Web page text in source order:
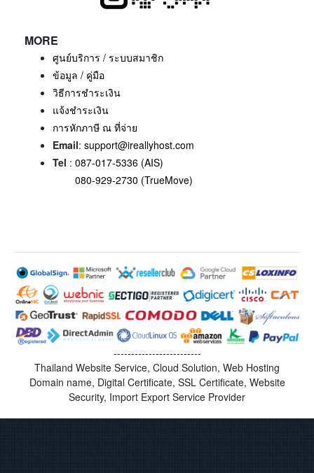
MORE
ศูนย์บริการ / ระบบสมาชิก
ข้อมูล / คู่มือ
วิธีการชำระเงิน
แจ้งชำระเงิน
การหักภาษี ณ ที่จ่าย
Email: support@ireallyhost.com
Tel : 087-017-5336 (AIS)
080-929-2730 (TrueMove)
-------------------------
Thailand Website Service, Cloud Solution, Web Hosting
Domain name, Digital Certificate, SSL Certificate, Website
Security, Import Export Service Provider